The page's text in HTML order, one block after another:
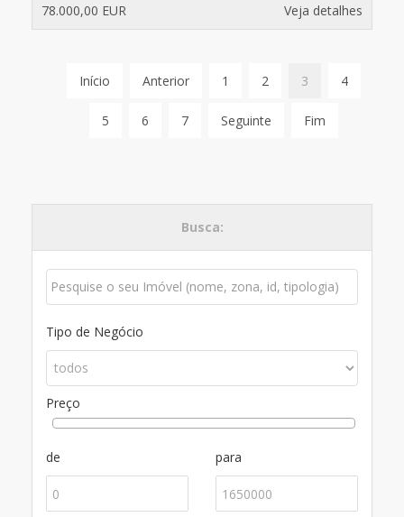
78.000,00 EUR Veja detalhes
Início Anterior 1 2 3 4
5 6 7 Seguinte Fim
Busca:
Tipo de Negócio
Preço
de para